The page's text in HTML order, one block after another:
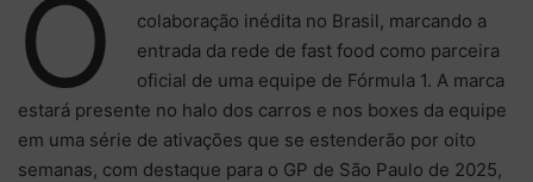
O
colaboração inédita no Brasil, marcando a
entrada da rede de fast food como parceira
oficial de uma equipe de Fórmula 1. A marca
estará presente no halo dos carros e nos boxes da equipe
em uma série de ativações que se estenderão por oito
semanas, com destaque para o GP de São Paulo de 2025,